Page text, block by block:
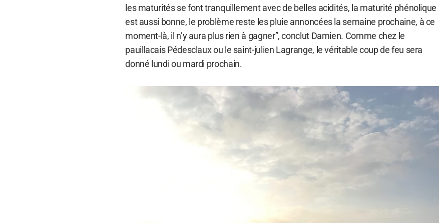
les maturités se font tranquillement avec de belles acidités, la maturité phénolique
est aussi bonne, le problème reste les pluie annoncées la semaine prochaine, à ce
moment-là, il n’y aura plus rien à gagner”, conclut Damien. Comme chez le
pauillacais Pédesclaux ou le saint-julien Lagrange, le véritable coup de feu sera
donné lundi ou mardi prochain.